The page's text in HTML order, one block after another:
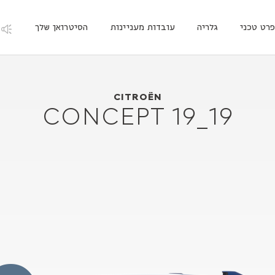
טכני גלריה עובדות מעניינות הסיטרואן שלך
CITROËN
19_19 CONCEPT